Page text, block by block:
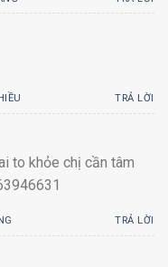
TRẢ LỜI
to khỏe chị cần tâm
TRẢ LỜI